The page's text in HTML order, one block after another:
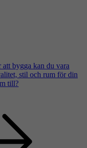
bygga kan du vara
stil och rum för din
till?